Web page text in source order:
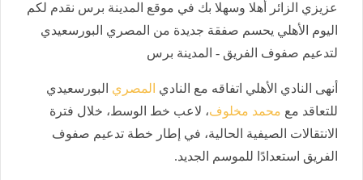
عزيزي الزائر أهلا وسهلا بك في موقع المدينة برس نقدم لكم
اليوم الأهلي يحسم صفقة جديدة من المصري البورسعيدي
لتدعيم صفوف الفريق - المدينة برس
أنهى النادي الأهلي اتفاقه مع النادي المصري البورسعيدي
للتعاقد مع محمد مخلوف، لاعب خط الوسط، خلال فترة
الانتقالات الصيفية الحالية، في إطار خطة تدعيم صفوف
الفريق استعدادًا للموسم الجديد.